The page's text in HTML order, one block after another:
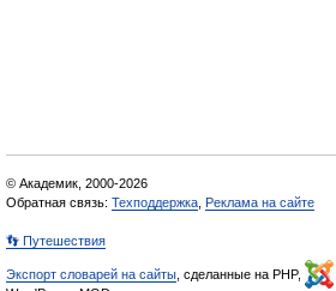
© Академик, 2000-2026
Обратная связь: Техподдержка Реклама на сайте
👣 Путешествия
Экспорт словарей на сайты , сделанные на PHP,